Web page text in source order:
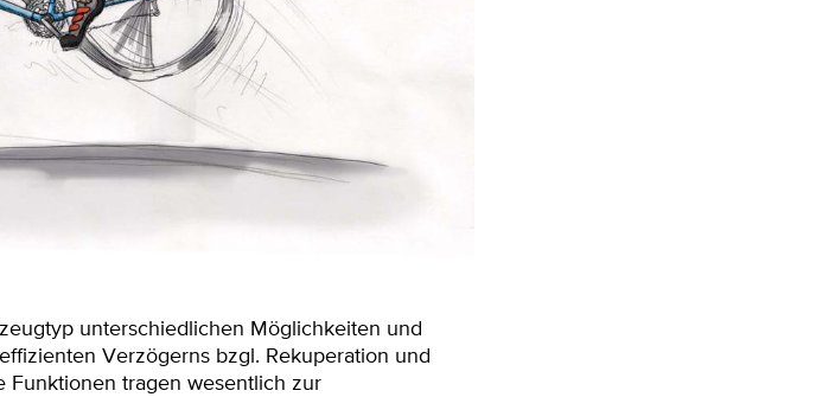
unterschiedlichen Möglichkeiten und
Verzögerns bzgl. Rekuperation und
Funktionen tragen wesentlich zur